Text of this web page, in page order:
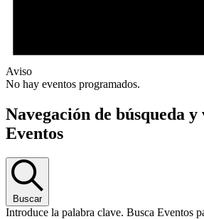
Aviso
No hay eventos programados.
Navegación de búsqueda y
Eventos
Buscar
Introduce la palabra clave. Busca Eventos